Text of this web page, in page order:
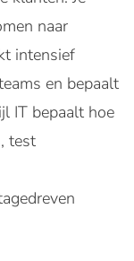
naar
intensief
en bepaalt
IT bepaalt hoe
test